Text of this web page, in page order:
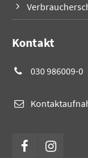
Kontakt
030 986009-0